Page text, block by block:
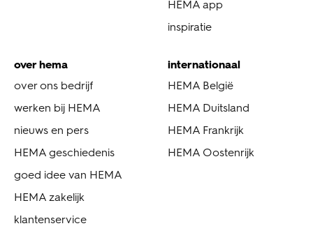
HEMA app
inspiratie
over hema
over ons bedrijf
werken bij HEMA
nieuws en pers
HEMA geschiedenis
goed idee van HEMA
HEMA zakelijk
klantenservice
internationaal
HEMA België
HEMA Duitsland
HEMA Frankrijk
HEMA Oostenrijk